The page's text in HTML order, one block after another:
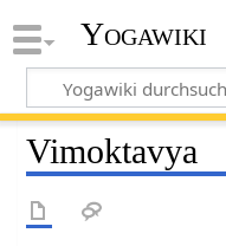
Yogawiki
Vimoktavya